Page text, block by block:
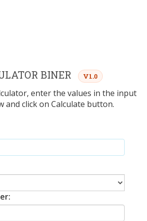
BINER V1.0
enter the values in the input
and click on Calculate button.